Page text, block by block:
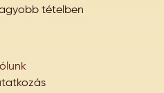
tételben